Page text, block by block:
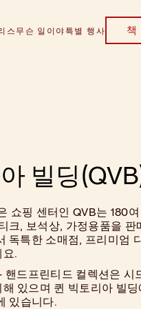
스무슨 일이야특별 행사 책
빌딩
쇼핑 센터인 QVB는 180
크, 보석상, 가정용품을 판
독특한 소매점, 프리미엄
.
드프린티드 컬렉션은 시
있으며 퀸 빅토리아 빌딩
있습니다.